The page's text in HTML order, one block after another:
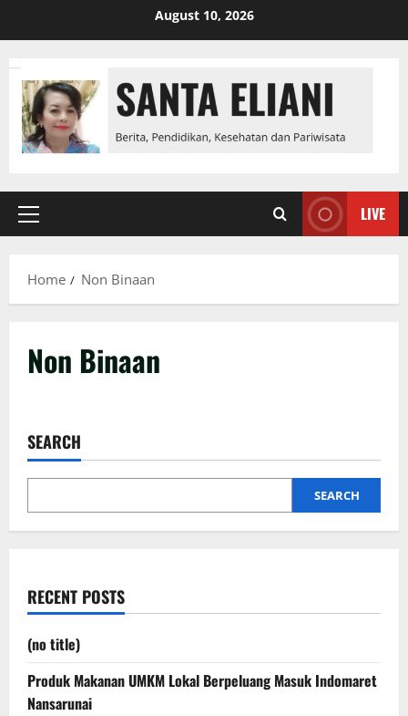
August 10, 2026
Primary
LIVE
Home Non Binaan
Non Binaan
SEARCH
SEARCH
RECENT POSTS
(no title)
Produk Makanan UMKM Lokal Berpeluang Masuk Indomaret
Nansarunai